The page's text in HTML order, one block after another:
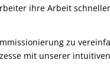
ihre Arbeit
zu
mit unserer